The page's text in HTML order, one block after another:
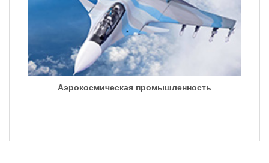
Аэрокосмическая промышленность